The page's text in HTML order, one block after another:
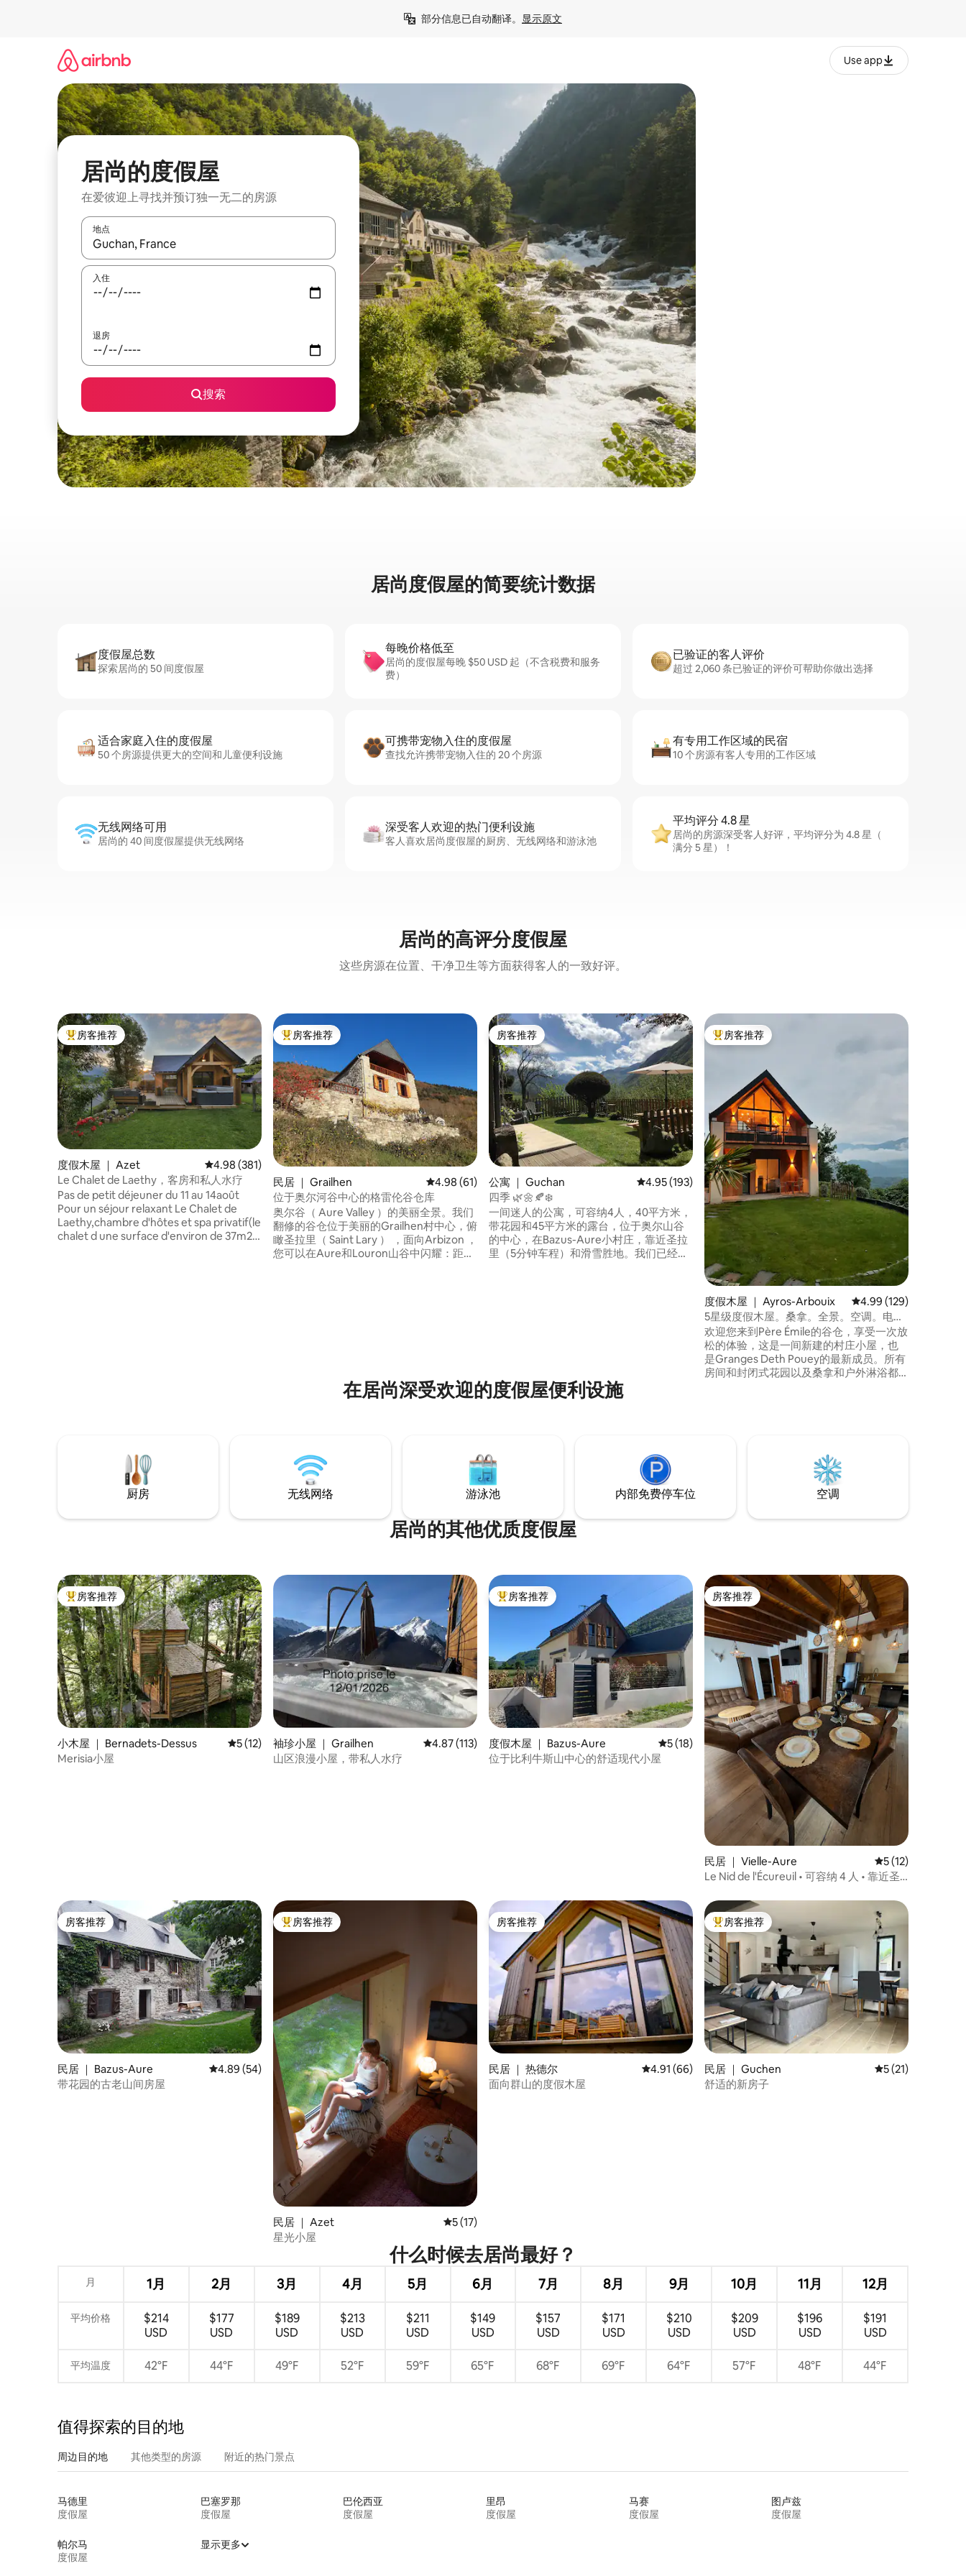
部分信息已自动翻译。 显示原文
Use app
居尚的度假屋
在爱彼迎上寻找并预订独一无二的房源
地点
如有搜索结果，请使用上下方向键查看，或通过点击或滑动手势浏览。
入住
退房
搜索
居尚度假屋的简要统计数据
度假屋总数
探索居尚的 50 间度假屋
每晚价格低至
居尚的度假屋每晚 $50 USD 起（不含税费和服务
费）
已验证的客人评价
超过 2,060 条已验证的评价可帮助你做出选择
适合家庭入住的度假屋
50 个房源提供更大的空间和儿童便利设施
可携带宠物入住的度假屋
查找允许携带宠物入住的 20 个房源
有专用工作区域的民宿
10 个房源有客人专用的工作区域
无线网络可用
居尚的 40 间度假屋提供无线网络
深受客人欢迎的热门便利设施
客人喜欢居尚度假屋的厨房、无线网络和游泳池
平均评分 4.8 星
居尚的房源深受客人好评，平均评分为 4.8 星（
满分 5 星）！
居尚的高评分度假屋
这些房源在位置、干净卫生等方面获得客人的一致好评。
热门「房客推荐」
房客推荐
度假木屋 ｜ Azet 平均评分 4.98 分（满分 5 分），共 381 条评价
4.98 (381)
Le Chalet de Laethy，客房和私人水疗
Pas de petit déjeuner du 11 au 14août
Pour un séjour relaxant Le Chalet de
Laethy,chambre d'hôtes et spa privatif(le
chalet d une surface d'environ de 37m2
热门「房客推荐」
房客推荐
民居 ｜ Grailhen 平均评分 4.98 分（满分 5 分），共 61 条评价
4.98 (61)
位于奥尔河谷中心的格雷伦谷仓库
奥尔谷（ Aure Valley ）的美丽全景。我们
翻修的谷仓位于美丽的Grailhen村中心，俯
瞰圣拉里（ Saint Lary ） ，面向Arbizon ，
您可以在Aure和Louron山谷中闪耀：距离
房客推荐
房客推荐
公寓 ｜ Guchan 平均评分 4.95 分（满分 5 分），共 193 条评价
4.95 (193)
四季 🌿🌼🍂❄️
一间迷人的公寓，可容纳4人，40平方米，
带花园和45平方米的露台，位于奥尔山谷
的中心，在Bazus-Aure小村庄，靠近圣拉
里（5分钟车程）和滑雪胜地。我们已经为
热门「房客推荐」
房客推荐
度假木屋 ｜ Ayros-Arbouix 平均评分 4.99 分（满
4.99 (129)
5星级度假木屋。桑拿。全景。空调。电动
终端
欢迎您来到Père Émile的谷仓，享受一次放
松的体验，这是一间新建的村庄小屋，也
是Granges Deth Pouey的最新成员。所有
房间和封闭式花园以及桑拿和户外淋浴都
在居尚深受欢迎的度假屋便利设施
厨房 无线网络 游泳池 内部免费停车位 空调
居尚的其他优质度假屋
热门「房客推荐」
房客推荐
小木屋 ｜ Bernadets-Dessus 平均评分 5 分（满分 5 分），共 12 条评价
5 (12)
Merisia小屋
袖珍小屋 ｜ Grailhen 平均评分 4.87 分（满分 5 分），共 113 条评价
4.87 (113)
山区浪漫小屋，带私人水疗
热门「房客推荐」
房客推荐
度假木屋 ｜ Bazus-Aure 平均评分 5 分（满分 5 分），共 18 条评价
5 (18)
位于比利牛斯山中心的舒适现代小屋
房客推荐
房客推荐
民居 ｜ Vielle-Aure 平均评分 5 分（满
5 (12)
Le Nid de l'Écureuil • 可容纳 4 人 • 靠近圣
房客推荐
房客推荐
民居 ｜ Bazus-Aure 平均评分 4.89 分（满分 5 分），共 54 条评价
4.89 (54)
带花园的古老山间房屋
热门「房客推荐」
房客推荐
民居 ｜ Azet 平均评分 5 分（满分 5 分），共 17 条评价
5 (17)
星光小屋
房客推荐
房客推荐
民居 ｜ 热德尔 平均评分 4.91 分（满分 5 分），共 66 条评价
4.91 (66)
面向群山的度假木屋
热门「房客推荐」
房客推荐
民居 ｜ Guchen 平均评分 5 分（满
5 (21)
舒适的新房子
什么时候去居尚最好？
月 1月 2月 3月 4月 5月 6月 7月 8月 9月 10月 11月 12月
平均价格
$214
USD
$177
USD
$189
USD
$213
USD
$211
USD
$149
USD
$157
USD
$171
USD
$210
USD
$209
USD
$196
USD
$191
USD
平均温度 42°F 44°F 49°F 52°F 59°F 65°F 68°F 69°F 64°F 57°F 48°F 44°F
值得探索的目的地
周边目的地 其他类型的房源 附近的热门景点
马德里
度假屋
巴塞罗那
度假屋
巴伦西亚
度假屋
里昂
度假屋
马赛
度假屋
图卢兹
度假屋
帕尔马
度假屋
显示更多